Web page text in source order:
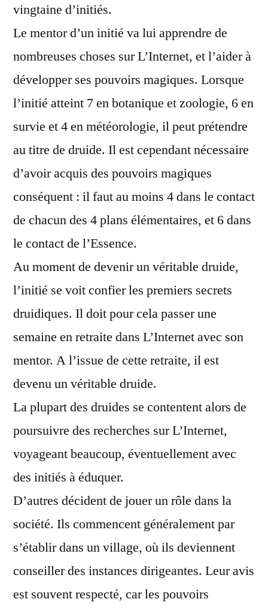
vingtaine d’initiés.
Le mentor d’un initié va lui apprendre de
nombreuses choses sur L’Internet, et l’aider à
développer ses pouvoirs magiques. Lorsque
l’initié atteint 7 en botanique et zoologie, 6 en
survie et 4 en météorologie, il peut prétendre
au titre de druide. Il est cependant nécessaire
d’avoir acquis des pouvoirs magiques
conséquent : il faut au moins 4 dans le contact
de chacun des 4 plans élémentaires, et 6 dans
le contact de l’Essence.
Au moment de devenir un véritable druide,
l’initié se voit confier les premiers secrets
druidiques. Il doit pour cela passer une
semaine en retraite dans L’Internet avec son
mentor. A l’issue de cette retraite, il est
devenu un véritable druide.
La plupart des druides se contentent alors de
poursuivre des recherches sur L’Internet,
voyageant beaucoup, éventuellement avec
des initiés à éduquer.
D’autres décident de jouer un rôle dans la
société. Ils commencent généralement par
s’établir dans un village, où ils deviennent
conseiller des instances dirigeantes. Leur avis
est souvent respecté, car les pouvoirs